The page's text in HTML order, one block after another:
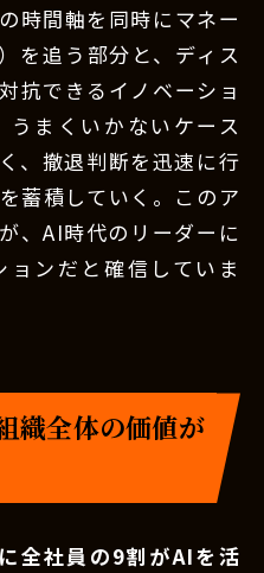
時間軸を同時にマネー
を追う部分と、ディス
抗できるイノベーショ
まくいかないケース
、撤退判断を迅速に行
蓄積していく。このア
、AI時代のリーダーに
ンだと確信していま
織全体の価値が
全社員の9割がAIを活